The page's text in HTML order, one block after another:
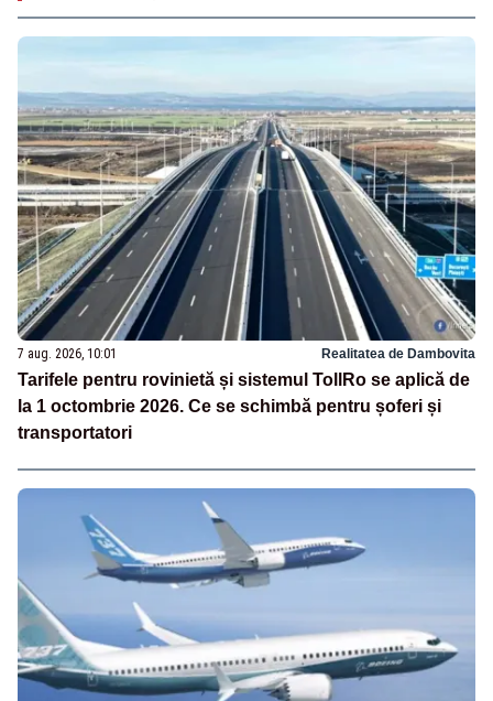
7 aug. 2026, 10:01 Realitatea de Dambovita
Tarifele pentru rovinietă și sistemul TollRo se aplică de
la 1 octombrie 2026. Ce se schimbă pentru șoferi și
transportatori